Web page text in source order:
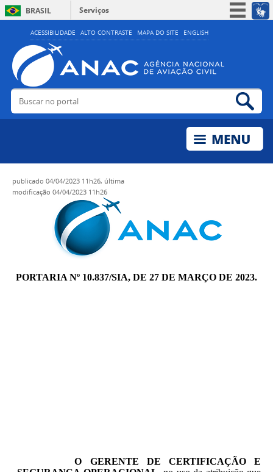
ACESSIBILIDADE ALTO CONTRASTE MAPA DO SITE ENGLISH
BRASIL
Serviços
Simplifique!
Acesso à informação
Legislação
Buscar no portal
publicado 04/04/2023 11h26, última
modificação 04/04/2023 11h26
PORTARIA Nº 10.837/SIA, DE 27 DE MARÇO DE 2023.
O GERENTE DE CERTIFICAÇÃO E